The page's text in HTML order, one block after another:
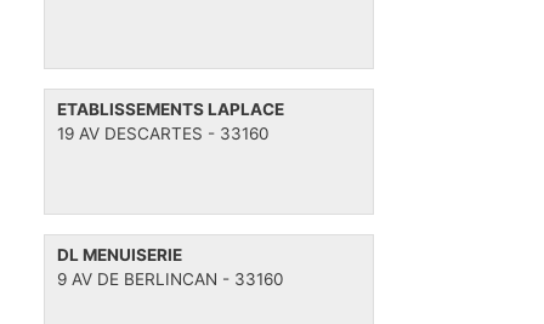
ETABLISSEMENTS LAPLACE
19 AV DESCARTES - 33160
DL MENUISERIE
9 AV DE BERLINCAN - 33160